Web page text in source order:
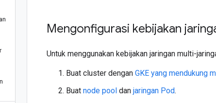
Mengonfigurasi kebijakan
Untuk menggunakan kebijakan jaringan multi-
Buat cluster dengan GKE yang mendukung
Buat node pool dan jaringan Pod.